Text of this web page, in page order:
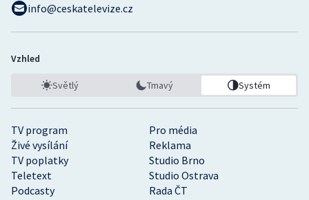
TV program
Pro média
Živé vysílání
Reklama
TV poplatky
Studio Brno
Teletext
Studio Ostrava
Podcasty
Rada ČT
info@ceskatelevize.cz
Vzhled
Světlý Tmavý Systém